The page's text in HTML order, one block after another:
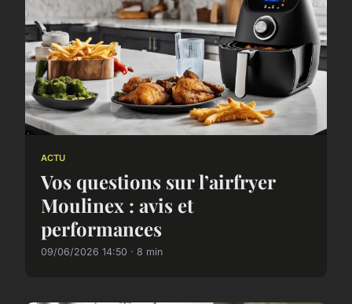
ACTU
Vos questions sur l’airfryer
Moulinex : avis et
performances
09/06/2026 14:50 · 8 min